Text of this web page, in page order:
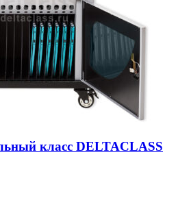
класс DELTACLASS